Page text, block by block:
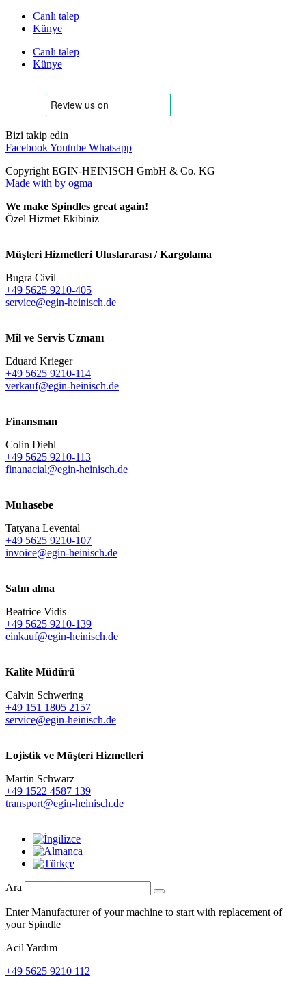
Canlı talep
Künye
Canlı talep
Künye
Bizi takip edin
FacebookYoutube Whatsapp
Copyright EGIN-HEINISCH GmbH & Co. KG
Made with by ogma
We make Spindles great again!
Özel Hizmet Ekibiniz
Müşteri Hizmetleri Uluslararası / Kargolama
Bugra Civil
+49 5625 9210-405
service@egin-heinisch.de
Mil ve Servis Uzmanı
Eduard Krieger
+49 5625 9210-114
verkauf@egin-heinisch.de
Finansman
Colin Diehl
+49 5625 9210-113
finanacial@egin-heinisch.de
Muhasebe
Tatyana Levental
+49 5625 9210-107
invoice@egin-heinisch.de
Satın alma
Beatrice Vidis
+49 5625 9210-139
einkauf@egin-heinisch.de
Kalite Müdürü
Calvin Schwering
+49 151 1805 2157
service@egin-heinisch.de
Lojistik ve Müşteri Hizmetleri
Martin Schwarz
+49 1522 4587 139
transport@egin-heinisch.de
Ara
Enter Manufacturer of your machine to start with replacement of
your Spindle
Acil Yardım
+49 5625 9210 112